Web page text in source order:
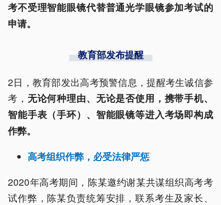
考不受理智能眼镜代替普通光学眼镜参加考试的
申请。
教育部发布提醒
2日，教育部发出高考预警信息，提醒考生诚信参
考， 无论何种理由、无论是否使用，携带手机、
智能手表（手环）、智能眼镜等进入考场即构成
作弊。
高考组织作弊，必受法律严惩
2020年高考期间，陈某邀约谢某共谋组织高考考
试作弊，陈某负责统筹安排，联系考生及家长、